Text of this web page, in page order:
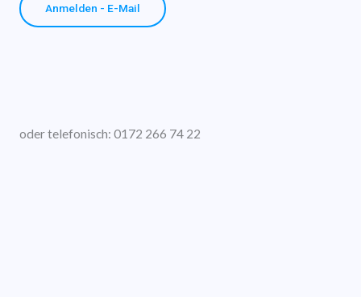
Anmelden - E-Mail
oder telefonisch: 0172 266 74 22